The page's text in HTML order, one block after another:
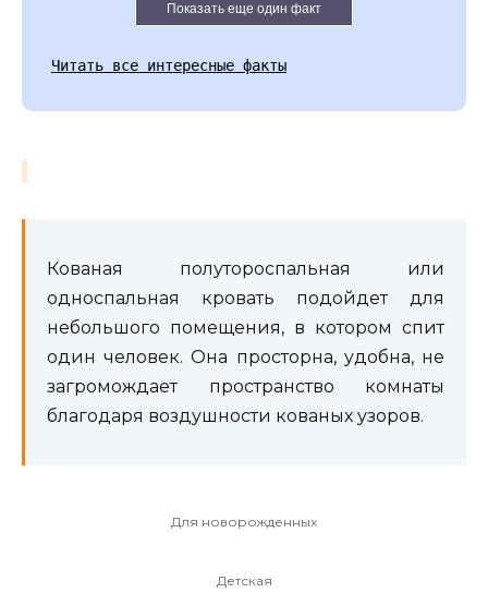
Показать еще один факт
Читать все интересные факты
Кованая полутороспальная или
односпальная кровать подойдет для
небольшого помещения, в котором спит
один человек. Она просторна, удобна, не
загромождает пространство комнаты
благодаря воздушности кованых узоров.
Для новорожденных
Детская